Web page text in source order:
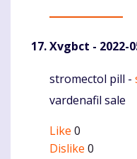
Xvgbct - 2022-
Komentaras
stromectol pill -
vardenafil sale
Like 0
Dislike 0